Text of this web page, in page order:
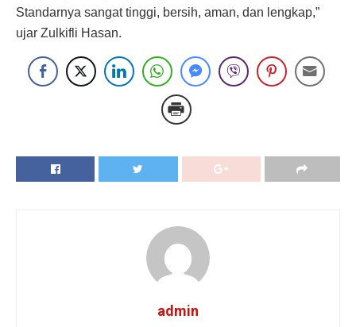
Standarnya sangat tinggi, bersih, aman, dan lengkap,”
ujar Zulkifli Hasan.
admin